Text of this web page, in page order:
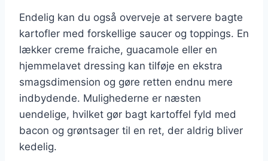
Endelig kan du også overveje at servere bagte
kartofler med forskellige saucer og toppings. En
lækker creme fraiche, guacamole eller en
hjemmelavet dressing kan tilføje en ekstra
smagsdimension og gøre retten endnu mere
indbydende. Mulighederne er næsten
uendelige, hvilket gør bagt kartoffel fyld med
bacon og grøntsager til en ret, der aldrig bliver
kedelig.